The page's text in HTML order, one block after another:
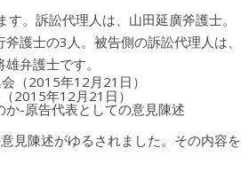
。訴訟代理人は、山田延廣斧護士。
護士の3人。被告側の訴訟代理人は、
弁護士です。
2015年12月21日）
か-原告代表としての意見陳述
見陳述がゆるされました。その内容を